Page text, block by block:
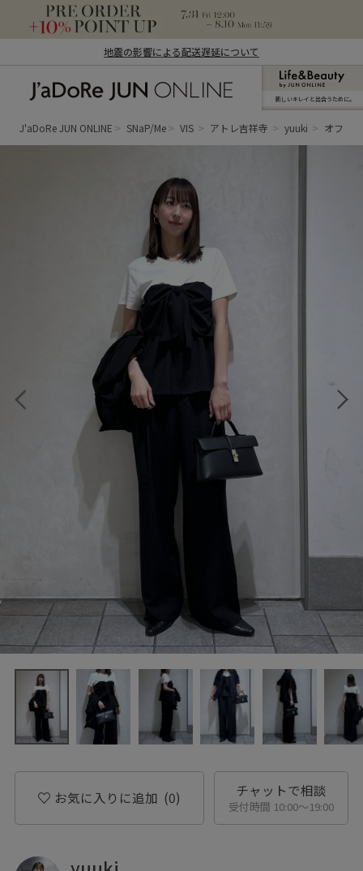
地震の影響による配送遅延について
ン オンライン）
新しいキレイと出合うために。
J'aDoRe JUN ONLINE SNaP/Me VIS アトレ吉祥寺 yuuki オフィ
お気に入りに追加 (0) チャットで相談
受付時間 10:00〜19:00